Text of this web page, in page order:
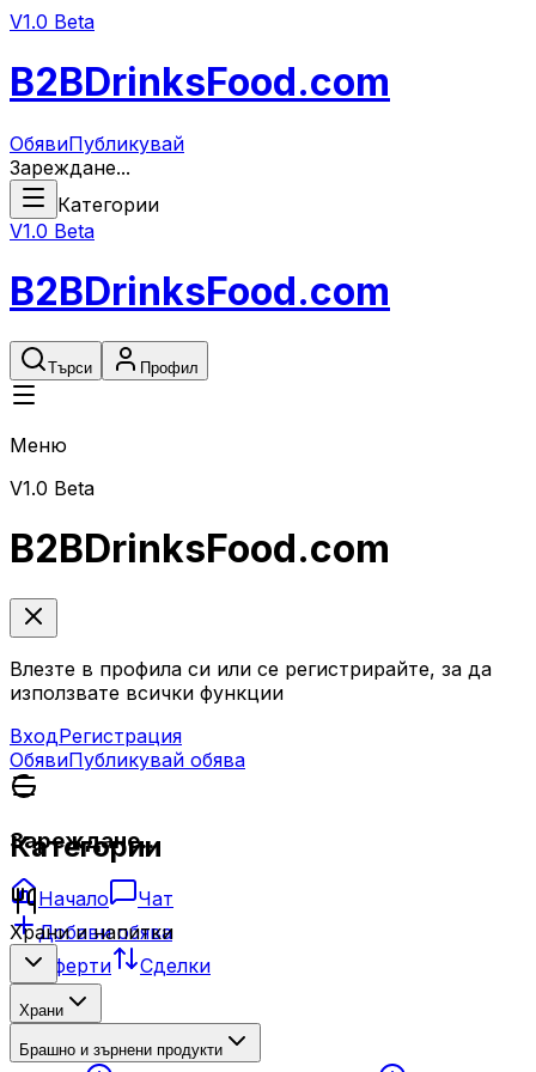
V1.0 Beta
B2BDrinksFood.com
ОбявиПубликувай
Зареждане...
Категории
V1.0 Beta
B2BDrinksFood.com
Търси Профил
Меню
V1.0 Beta
B2BDrinksFood.com
Влезте в профила си или се регистрирайте, за да
използвате всички функции
ВходРегистрация
ОбявиПубликувай обява
Категории
Храни и напитки
Храни
Брашно и зърнени продукти
Зареждане...
Начало
Чат
Добави обява
Оферти
Сделки